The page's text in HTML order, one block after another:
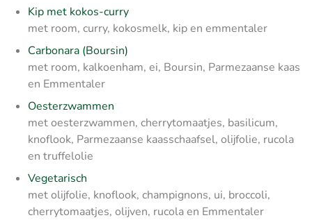
Kip met kokos-curry
met room, curry, kokosmelk, kip en emmentaler
Carbonara (Boursin)
met room, kalkoenham, ei, Boursin, Parmezaanse kaas
en Emmentaler
Oesterzwammen
met oesterzwammen, cherrytomaatjes, basilicum,
knoflook, Parmezaanse kaasschaafsel, olijfolie, rucola
en truffelolie
Vegetarisch
met olijfolie, knoflook, champignons, ui, broccoli,
cherrytomaatjes, olijven, rucola en Emmentaler